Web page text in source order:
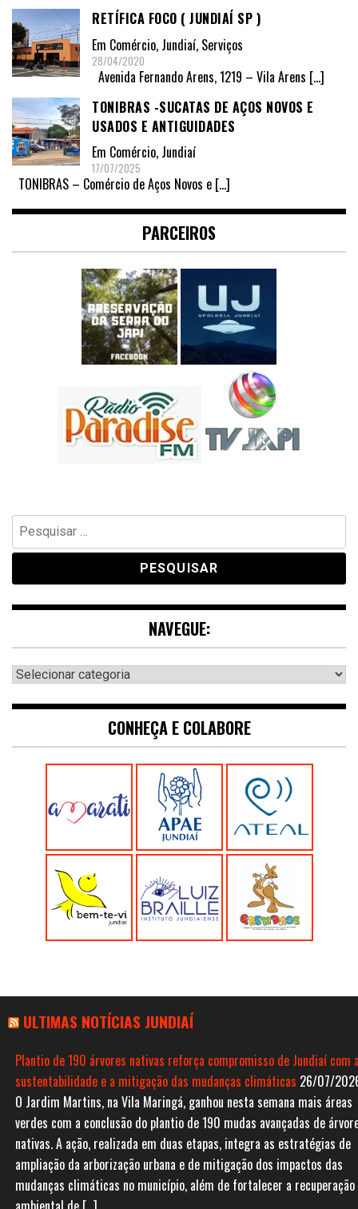
RETÍFICA FOCO ( JUNDIAÍ SP )
Em Comércio, Jundiaí, Serviços
28/04/2020
Avenida Fernando Arens, 1219 – Vila Arens […]
TONIBRAS -SUCATAS DE AÇOS NOVOS E
USADOS E ANTIGUIDADES
Em Comércio, Jundiaí
17/07/2025
TONIBRAS – Comércio de Aços Novos e […]
PARCEIROS
Pesquisar
por:
NAVEGUE:
Navegue:
CONHEÇA E COLABORE
ULTIMAS NOTÍCIAS JUNDIAÍ
Plantio de 190 árvores nativas reforça compromisso de Jundiaí com
sustentabilidade e a mitigação das mudanças climáticas 26/07/
O Jardim Martins, na Vila Maringá, ganhou nesta semana mais áreas
verdes com a conclusão do plantio de 190 mudas avançadas de
nativas. A ação, realizada em duas etapas, integra as estratégias de
ampliação da arborização urbana e de mitigação dos impactos das
mudanças climáticas no município, além de fortalecer a recuperação